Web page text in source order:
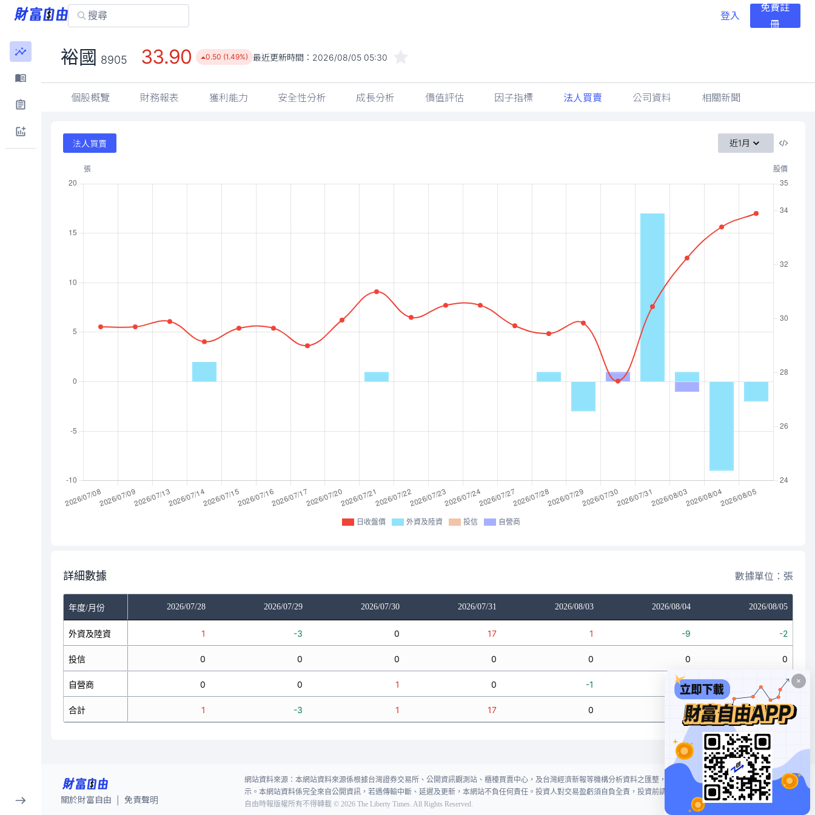
登入
免費註
冊
裕國 8905 33.90 0.50 (1.49%) 最近更新時間： 2026/08/05 05:30
個股概覽 財務報表 獲利能力 安全性分析 成長分析 價值評估 因子指標 法人買賣 公司資料 相關新聞
法人買賣 近1月
日收盤價 外資及陸資 投信 自營商
詳細數據 數據單位：張
年度/月份
2026/07/27 2026/07/28 2026/07/29 2026/07/30 2026/07/31 2026/08/03 2026/08/04 2026/08/05
外資及陸資
投信
自營商
合計
0 1 -3 0 17 1 -9 -2
0 0 0 0 0 0 0
0 0 1 0 -1 0 0
1 -3 1 17 0 -9 -2
關於財富自由 免責聲明
網站資料來源：本網站資料來源係根據台灣證券交易所、公開資訊觀測站、櫃檯買賣中心，及台灣經濟新報等機構分析資料之匯整，本網站對投資人買賣不作任何建議或暗
示。本網站資料係完全來自公開資訊，若遇傳輸中斷、延遲及更新，本網站不負任何責任。投資人對交易盈虧須自負全責，投資前請謹慎評估風險。
自由時報版權所有不得轉載 © 2026 The Liberty Times. All Rights Reserved.